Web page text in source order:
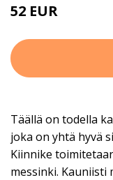
52 EUR
Täällä on todella
joka on yhtä hyvä
Kiinnike
messinki.